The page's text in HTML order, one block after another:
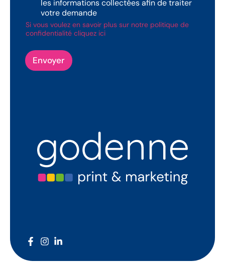
les informations collectées afin de traiter
votre demande
Si vous voulez en savoir plus sur notre politique de
confidentialité cliquez ici
Envoyer